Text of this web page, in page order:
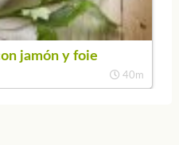
jamón y foie
40m